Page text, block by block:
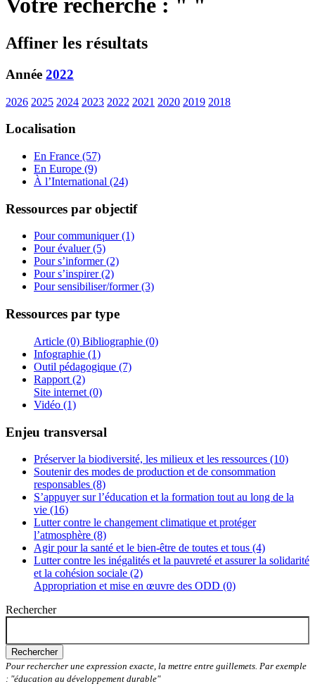
Votre recherche : " "
Affiner les résultats
Année 2022
2026 2025 2024 2023 2022 2021 2020 2019 2018
Localisation
En France (57)
En Europe (9)
À l’International (24)
Ressources par objectif
Pour communiquer (1)
Pour évaluer (5)
Pour s’informer (2)
Pour s’inspirer (2)
Pour sensibiliser/former (3)
Ressources par type
Article (0) Bibliographie (0)
Infographie (1)
Outil pédagogique (7)
Rapport (2)
Site internet (0)
Vidéo (1)
Enjeu transversal
Préserver la biodiversité, les milieux et les ressources (10)
Soutenir des modes de production et de consommation
responsables (8)
S’appuyer sur l’éducation et la formation tout au long de la
vie (16)
Lutter contre le changement climatique et protéger
l’atmosphère (8)
Agir pour la santé et le bien-être de toutes et tous (4)
Lutter contre les inégalités et la pauvreté et assurer la solidarité
et la cohésion sociale (2)
Appropriation et mise en œuvre des ODD (0)
Rechercher
Rechercher
Pour rechercher une expression exacte, la mettre entre guillemets. Par exemple
: "éducation au développement durable"